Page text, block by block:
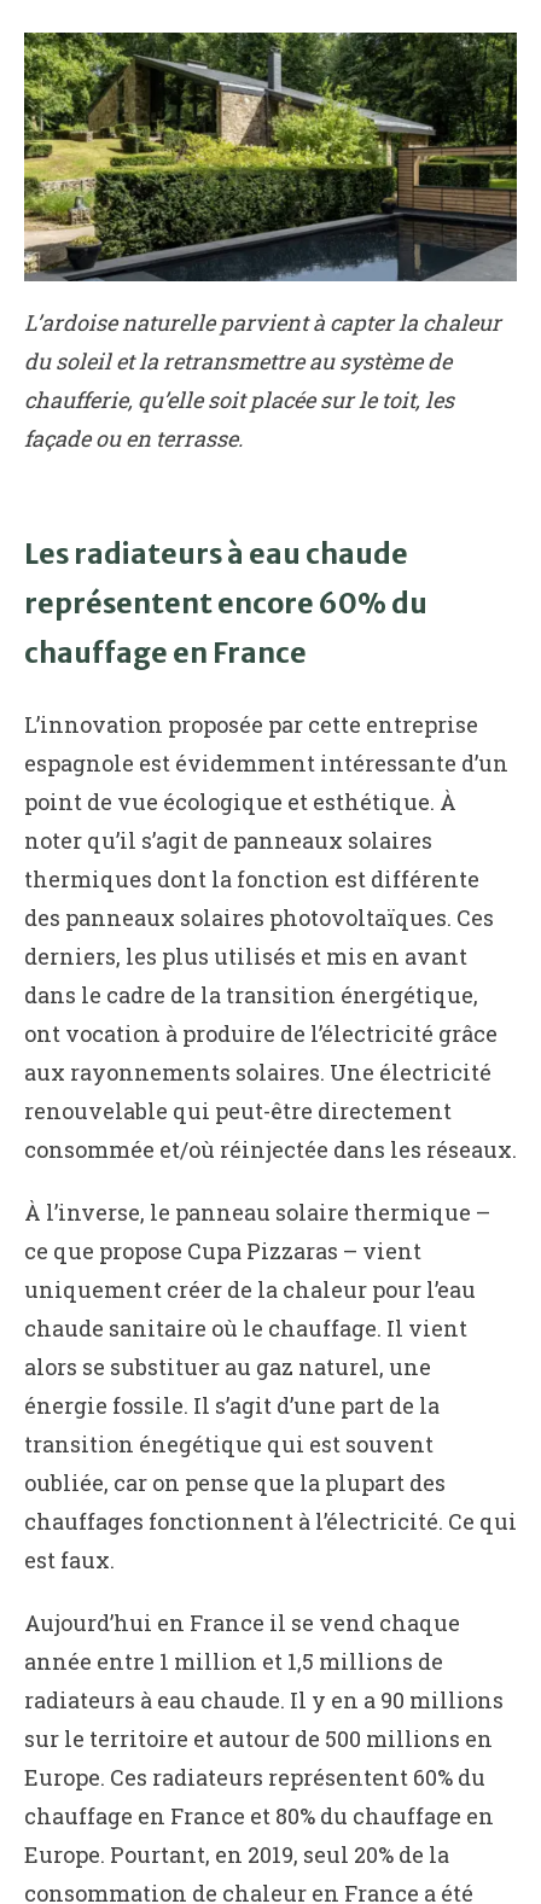
L’ardoise naturelle parvient à capter la chaleur
du soleil et la retransmettre au système de
chaufferie, qu’elle soit placée sur le toit, les
façade ou en terrasse.
Les radiateurs à eau chaude
représentent encore 60% du
chauffage en France
L’innovation proposée par cette entreprise
espagnole est évidemment intéressante d’un
point de vue écologique et esthétique. À
noter qu’il s’agit de panneaux solaires
thermiques dont la fonction est différente
des panneaux solaires photovoltaïques. Ces
derniers, les plus utilisés et mis en avant
dans le cadre de la transition énergétique,
ont vocation à produire de l’électricité grâce
aux rayonnements solaires. Une électricité
renouvelable qui peut-être directement
consommée et/où réinjectée dans les réseaux.
À l’inverse, le panneau solaire thermique –
ce que propose Cupa Pizzaras – vient
uniquement créer de la chaleur pour l’eau
chaude sanitaire où le chauffage. Il vient
alors se substituer au gaz naturel, une
énergie fossile. Il s’agit d’une part de la
transition énegétique qui est souvent
oubliée, car on pense que la plupart des
chauffages fonctionnent à l’électricité. Ce qui
est faux.
Aujourd’hui en France il se vend chaque
année entre 1 million et 1,5 millions de
radiateurs à eau chaude. Il y en a 90 millions
sur le territoire et autour de 500 millions en
Europe. Ces radiateurs représentent 60% du
chauffage en France et 80% du chauffage en
Europe. Pourtant, en 2019, seul 20% de la
consommation de chaleur en France a été